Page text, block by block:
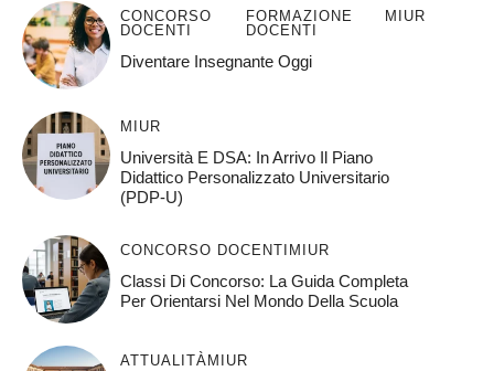
CONCORSO
DOCENTI
FORMAZIONE
DOCENTI
MIUR
Diventare Insegnante Oggi
MIUR
Università E DSA: In Arrivo Il Piano
Didattico Personalizzato Universitario
(PDP-U)
CONCORSO DOCENTI MIUR
Classi Di Concorso: La Guida Completa
Per Orientarsi Nel Mondo Della Scuola
ATTUALITÀ MIUR